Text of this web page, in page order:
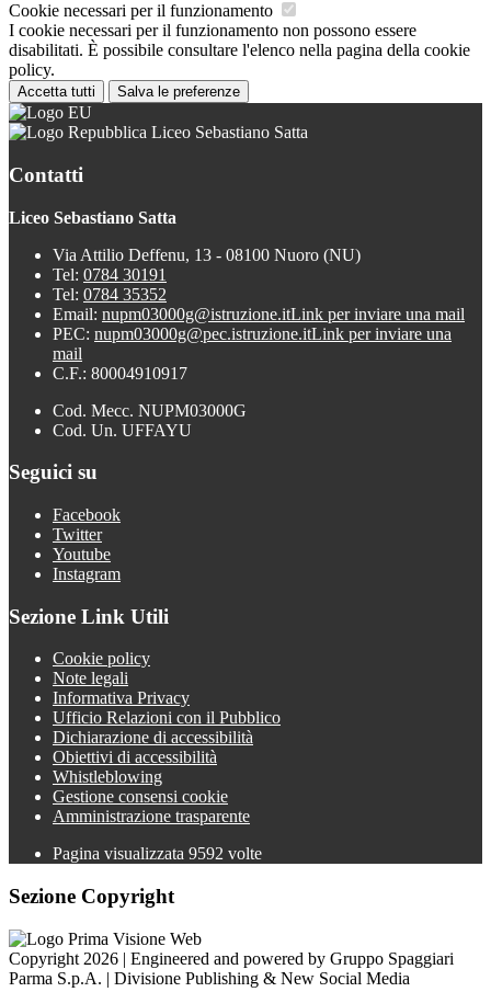
Cookie necessari per il funzionamento
I cookie necessari per il funzionamento non possono essere
disabilitati. È possibile consultare l'elenco nella pagina della cookie
policy.
Accetta tutti Salva le preferenze
Liceo Sebastiano Satta
Contatti
Liceo Sebastiano Satta
Via Attilio Deffenu, 13 - 08100 Nuoro (NU)
Tel: 0784 30191
Tel: 0784 35352
Email: nupm03000g@istruzione.itLink per inviare una mail
PEC: nupm03000g@pec.istruzione.itLink per inviare una
mail
C.F.: 80004910917
Cod. Mecc. NUPM03000G
Cod. Un. UFFAYU
Seguici su
Facebook
Twitter
Youtube
Instagram
Sezione Link Utili
Cookie policy
Note legali
Informativa Privacy
Ufficio Relazioni con il Pubblico
Dichiarazione di accessibilità
Obiettivi di accessibilità
Whistleblowing
Gestione consensi cookie
Amministrazione trasparente
Pagina visualizzata 9592 volte
Sezione Copyright
Copyright 2026 | Engineered and powered by Gruppo Spaggiari
Parma S.p.A. | Divisione Publishing & New Social Media